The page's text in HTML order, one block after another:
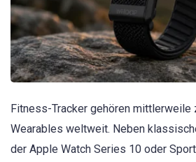
Fitness-Tracker gehören
Wearables weltweit. Neben
der Apple Watch Series 10 oder